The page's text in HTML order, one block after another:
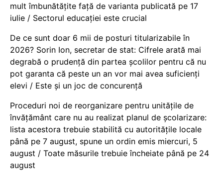
mult îmbunătățite față de varianta publicată pe 17
iulie / Sectorul educației este crucial
De ce sunt doar 6 mii de posturi titularizabile în
2026? Sorin Ion, secretar de stat: Cifrele arată mai
degrabă o prudență din partea școlilor pentru că nu
pot garanta că peste un an vor mai avea suficienți
elevi / Este și un joc de concurență
Proceduri noi de reorganizare pentru unitățile de
învățământ care nu au realizat planul de școlarizare:
lista acestora trebuie stabilită cu autoritățile locale
până pe 7 august, spune un ordin emis miercuri, 5
august / Toate măsurile trebuie încheiate până pe 24
august